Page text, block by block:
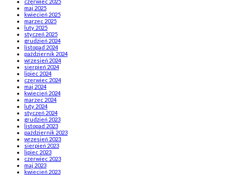
czerwiec 2025
maj 2025
kwiecień 2025
marzec 2025
luty 2025
styczeń 2025
grudzień 2024
listopad 2024
październik 2024
wrzesień 2024
sierpień 2024
lipiec 2024
czerwiec 2024
maj 2024
kwiecień 2024
marzec 2024
luty 2024
styczeń 2024
grudzień 2023
listopad 2023
październik 2023
wrzesień 2023
sierpień 2023
lipiec 2023
czerwiec 2023
maj 2023
kwiecień 2023